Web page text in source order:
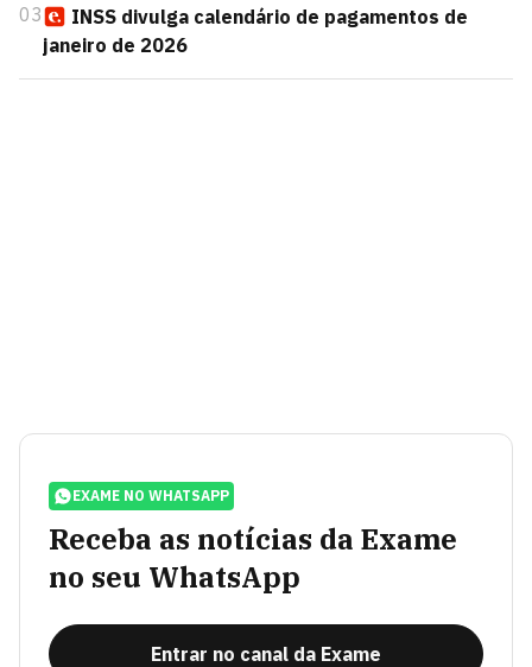
03
INSS divulga calendário de pagamentos de
janeiro de 2026
EXAME NO WHATSAPP
Receba as notícias da Exame
no seu WhatsApp
Entrar no canal da Exame